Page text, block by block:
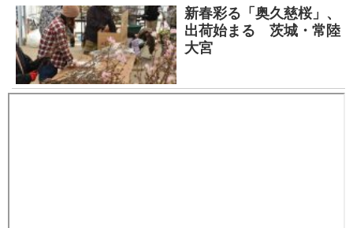
新春彩る「奥久慈桜」、
出荷始まる 茨城・常陸
大宮